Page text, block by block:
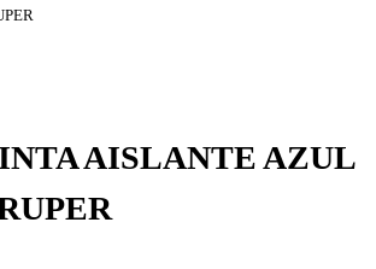
AISLANTE AZUL